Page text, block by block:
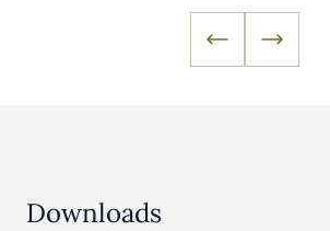
Downloads